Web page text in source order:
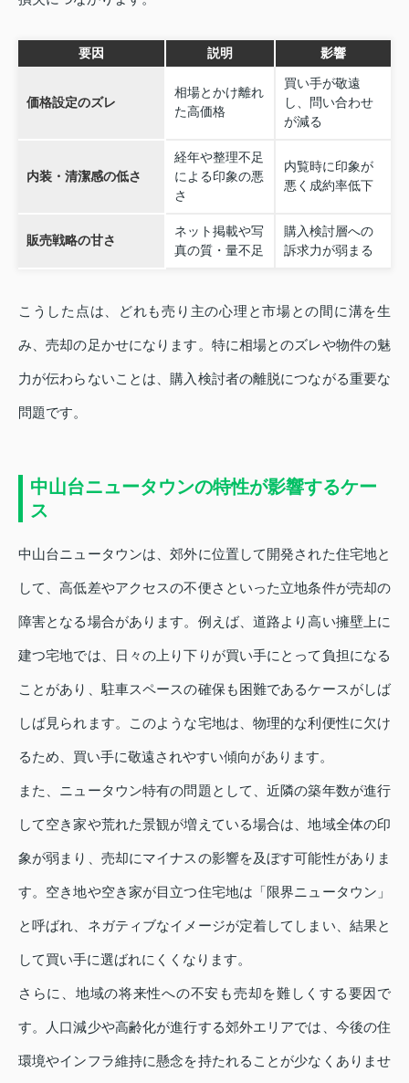
要因 説明 影響
価格設定のズレ
相場とかけ離れ
た高価格
買い手が敬遠
し、問い合わせ
が減る
内装・清潔感の低さ
経年や整理不足
による印象の悪
さ
内覧時に印象が
悪く成約率低下
販売戦略の甘さ
ネット掲載や写
真の質・量不足
購入検討層への
訴求力が弱まる
こうした点は、どれも売り主の心理と市場との間に溝を生
み、売却の足かせになります。特に相場とのズレや物件の魅
力が伝わらないことは、購入検討者の離脱につながる重要な
問題です。
中山台ニュータウンの特性が影響するケー
ス
中山台ニュータウンは、郊外に位置して開発された住宅地と
して、高低差やアクセスの不便さといった立地条件が売却の
障害となる場合があります。例えば、道路より高い擁壁上に
建つ宅地では、日々の上り下りが買い手にとって負担になる
ことがあり、駐車スペースの確保も困難であるケースがしば
しば見られます。このような宅地は、物理的な利便性に欠け
るため、買い手に敬遠されやすい傾向があります。
また、ニュータウン特有の問題として、近隣の築年数が進行
して空き家や荒れた景観が増えている場合は、地域全体の印
象が弱まり、売却にマイナスの影響を及ぼす可能性がありま
す。空き地や空き家が目立つ住宅地は「限界ニュータウン」
と呼ばれ、ネガティブなイメージが定着してしまい、結果と
して買い手に選ばれにくくなります。
さらに、地域の将来性への不安も売却を難しくする要因で
す。人口減少や高齢化が進行する郊外エリアでは、今後の住
環境やインフラ維持に懸念を持たれることが少なくありませ